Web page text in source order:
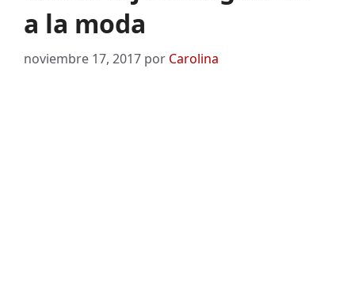
a la moda
noviembre 17, 2017 por Carolina